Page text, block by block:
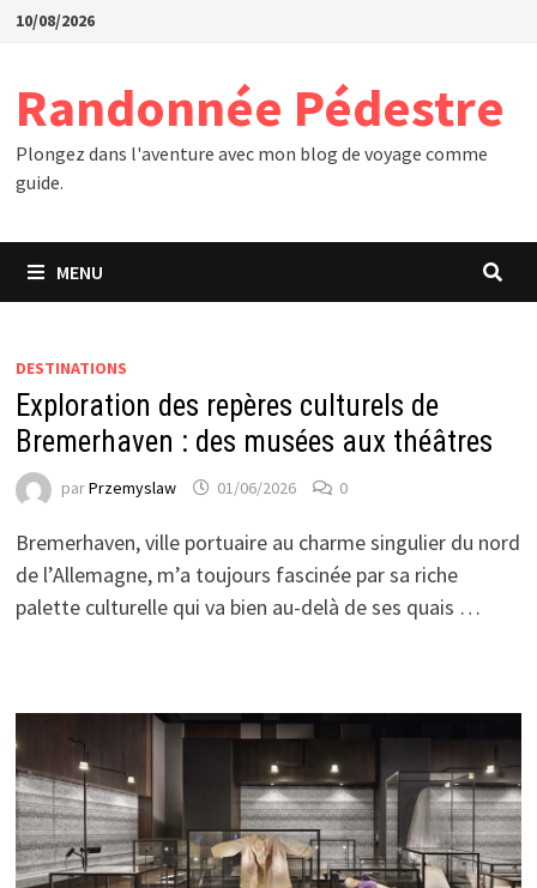
Passer
10/08/2026
Randonnée Pédestre
Plongez dans l'aventure avec mon blog de voyage comme
guide.
MENU
DESTINATIONS
Exploration des repères culturels de
Bremerhaven : des musées aux théâtres
parPrzemyslaw 01/06/2026 0
Bremerhaven, ville portuaire au charme singulier du nord
de l’Allemagne, m’a toujours fascinée par sa riche
palette culturelle qui va bien au-delà de ses quais …